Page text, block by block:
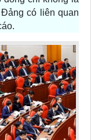
có liên quan